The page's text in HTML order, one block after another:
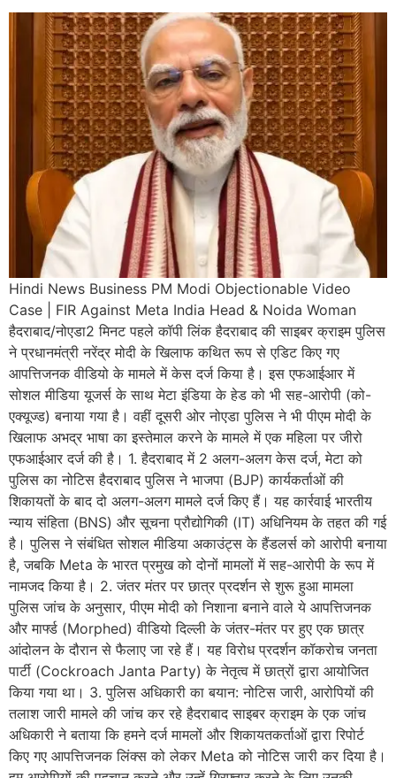
Hindi News Business PM Modi Objectionable Video
Case | FIR Against Meta India Head & Noida Woman
हैदराबाद/नोएडा2 मिनट पहले कॉपी लिंक हैदराबाद की साइबर क्राइम पुलिस
ने प्रधानमंत्री नरेंद्र मोदी के खिलाफ कथित रूप से एडिट किए गए
आपत्तिजनक वीडियो के मामले में केस दर्ज किया है। इस एफआईआर में
सोशल मीडिया यूजर्स के साथ मेटा इंडिया के हेड को भी सह-आरोपी (को-
एक्यूज्ड) बनाया गया है। वहीं दूसरी ओर नोएडा पुलिस ने भी पीएम मोदी के
खिलाफ अभद्र भाषा का इस्तेमाल करने के मामले में एक महिला पर जीरो
एफआईआर दर्ज की है। 1. हैदराबाद में 2 अलग-अलग केस दर्ज, मेटा को
पुलिस का नोटिस हैदराबाद पुलिस ने भाजपा (BJP) कार्यकर्ताओं की
शिकायतों के बाद दो अलग-अलग मामले दर्ज किए हैं। यह कार्रवाई भारतीय
न्याय संहिता (BNS) और सूचना प्रौद्योगिकी (IT) अधिनियम के तहत की गई
है। पुलिस ने संबंधित सोशल मीडिया अकाउंट्स के हैंडलर्स को आरोपी बनाया
है, जबकि Meta के भारत प्रमुख को दोनों मामलों में सह-आरोपी के रूप में
नामजद किया है। 2. जंतर मंतर पर छात्र प्रदर्शन से शुरू हुआ मामला
पुलिस जांच के अनुसार, पीएम मोदी को निशाना बनाने वाले ये आपत्तिजनक
और मार्फ्ड (Morphed) वीडियो दिल्ली के जंतर-मंतर पर हुए एक छात्र
आंदोलन के दौरान से फैलाए जा रहे हैं। यह विरोध प्रदर्शन कॉकरोच जनता
पार्टी (Cockroach Janta Party) के नेतृत्व में छात्रों द्वारा आयोजित
किया गया था। 3. पुलिस अधिकारी का बयान: नोटिस जारी, आरोपियों की
तलाश जारी मामले की जांच कर रहे हैदराबाद साइबर क्राइम के एक जांच
अधिकारी ने बताया कि हमने दर्ज मामलों और शिकायतकर्ताओं द्वारा रिपोर्ट
किए गए आपत्तिजनक लिंक्स को लेकर Meta को नोटिस जारी कर दिया है।